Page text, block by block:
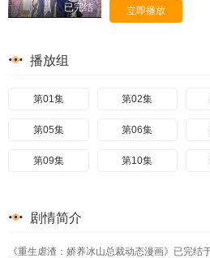
已完结 立即播放
播放组
第01集 第02集
第05集 第06集
第09集 第10集
剧情简介
《重生虐渣：娇养冰山总裁动态漫画》已完